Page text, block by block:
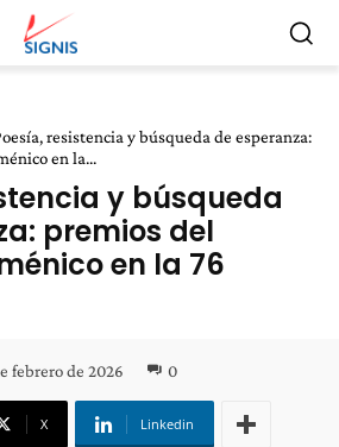
resistencia y búsqueda de esperanza:
en la...
y búsqueda
premios del
en la 76
febrero de 2026 0
X Linkedin